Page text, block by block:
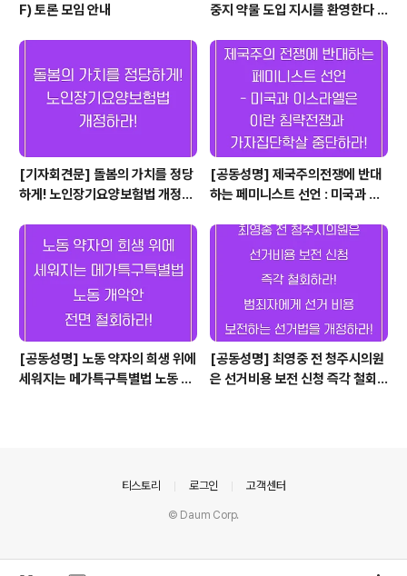
F) 토론 모임 안내
중지 약물 도입 지시를 환영한다 -
물 지체 없이 도입하라. -
[기자회견문] 돌봄의 가치를 정당
하게! 노인장기요양보험법 개정하
[공동성명] 제국주의전쟁에 반대
하는 페미니스트 선언 : 미국과 이
단학살 중단하라! "여성, 삶, 자
유.", "가난, 부패, 치솟는 물가, 우
리는 정권 전복될 때까지 싸울 것
[공동성명] 노동 약자의 희생 위에
세워지는 메가특구특별법 노동 개
[공동성명] 최영중 전 청주시의원
은 선거비용 보전 신청 즉각 철회
티스토리 로그인 고객센터
© Daum Corp.